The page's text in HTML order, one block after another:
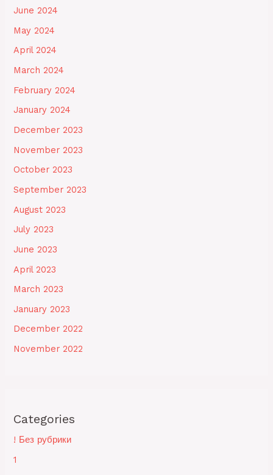
June 2024
May 2024
April 2024
March 2024
February 2024
January 2024
December 2023
November 2023
October 2023
September 2023
August 2023
July 2023
June 2023
April 2023
March 2023
January 2023
December 2022
November 2022
Categories
! Без рубрики
1